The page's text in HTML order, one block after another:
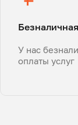
У нас
оплаты услуг